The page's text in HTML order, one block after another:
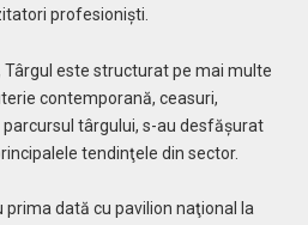
profesionişti.
Târgul este structurat pe mai multe
contemporană, ceasuri,
târgului, s-au desfăşurat
tendinţele din sector.
dată cu pavilion naţional la